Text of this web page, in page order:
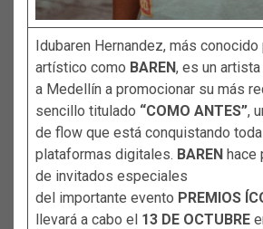
Idubaren Hernandez, más
artístico como BAREN, es un
a Medellín a promocionar su más
sencillo titulado “COMO ANTES”,
de flow que está conquistando
plataformas digitales. BAREN hace
de invitados especiales
del importante evento PREMIOS
llevará a cabo el 13 DE OCTUBRE